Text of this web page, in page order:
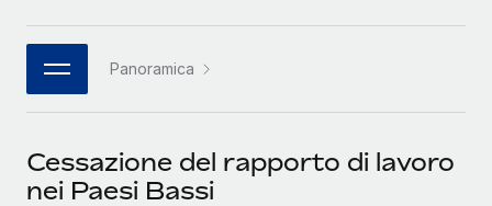
Panoramica
Cessazione del rapporto di lavoro
nei Paesi Bassi